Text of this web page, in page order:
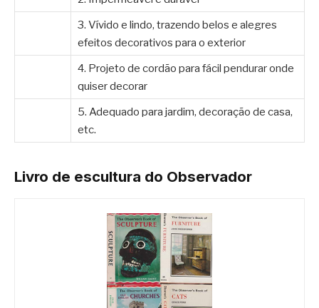
3. Vívido e lindo, trazendo belos e alegres
efeitos decorativos para o exterior
4. Projeto de cordão para fácil pendurar onde
quiser decorar
5. Adequado para jardim, decoração de casa,
etc.
Livro de escultura do Observador